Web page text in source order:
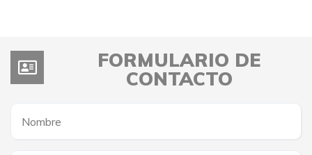
FORMULARIO DE
CONTACTO